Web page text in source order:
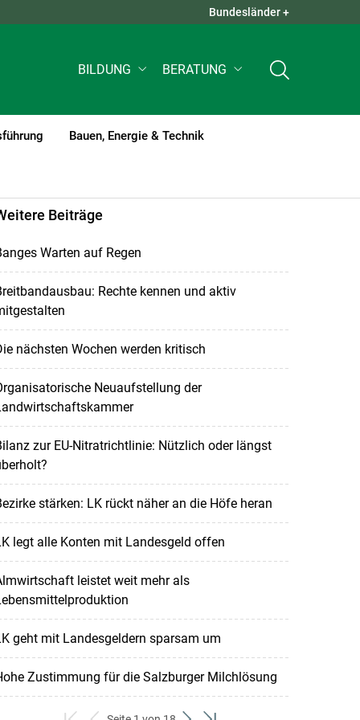
QUICK LINKS +
Bundesländer +
BILDUNG BERATUNG
Bauen, Energie & Technik
Beiträge
Warten auf Regen
Rechte kennen und aktiv
nächsten Wochen werden kritisch
Neuaufstellung der
zur EU-Nitratrichtlinie: Nützlich oder längst
stärken: LK rückt näher an die Höfe heran
legt alle Konten mit Landesgeld offen
leistet weit mehr als
geht mit Landesgeldern sparsam um
Zustimmung für die Salzburger Milchlösung